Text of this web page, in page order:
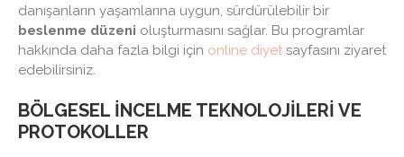
danışanların yaşamlarına uygun, sürdürülebilir bir
beslenme düzeni oluşturmasını sağlar. Bu programlar
hakkında daha fazla bilgi için online diyet sayfasını ziyaret
edebilirsiniz.
BÖLGESEL İNCELME TEKNOLOJILERI VE
PROTOKOLLER